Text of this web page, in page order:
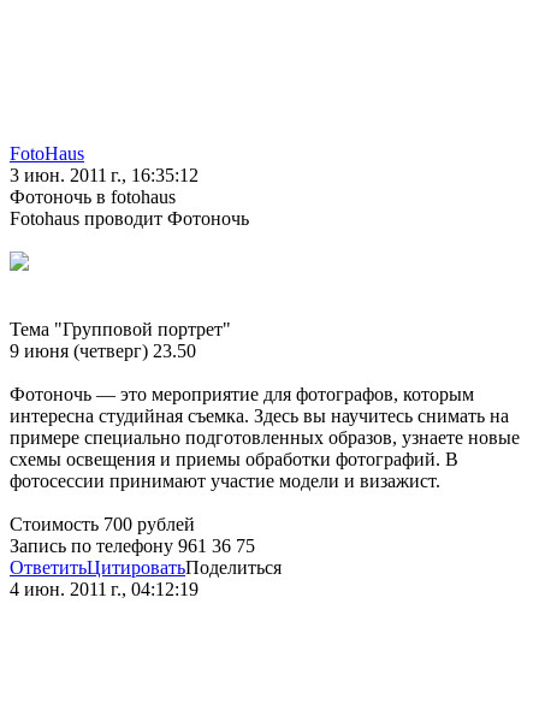
FotoHaus
3 июн. 2011 г., 16:35:12
Фотоночь в fotohaus
Fotohaus проводит Фотоночь
Тема "Групповой портрет"
9 июня (четверг) 23.50
Фотоночь — это мероприятие для фотографов, которым
интересна студийная съемка. Здесь вы научитесь снимать на
примере специально подготовленных образов, узнаете новые
схемы освещения и приемы обработки фотографий. В
фотосессии принимают участие модели и визажист.
Стоимость 700 рублей
Запись по телефону 961 36 75
ОтветитьЦитироватьПоделиться
4 июн. 2011 г., 04:12:19